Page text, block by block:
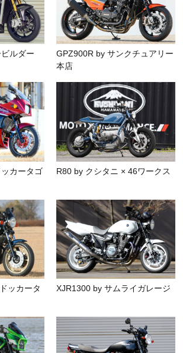
ルダー
GPZ900R by サンクチュアリー
本店
カータゴ
R80 by クシタニ × 46ワークス
ッカータ
XJR1300 by サムライガレージ